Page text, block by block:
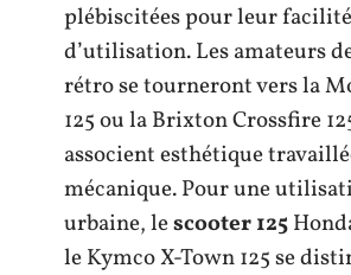
plébiscitées pour leur facilité
d’utilisation. Les amateurs
rétro se tourneront vers la
125 ou la Brixton Crossfire
associent esthétique
mécanique. Pour une
urbaine, lescooter 125
le Kymco X-Town 125 se